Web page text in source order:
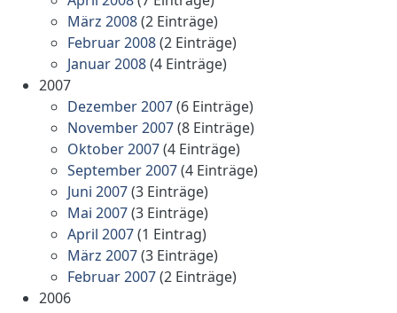
März 2008(2 Einträge)
Februar 2008(2 Einträge)
Januar 2008(4 Einträge)
2007
Dezember 2007(6 Einträge)
November 2007(8 Einträge)
Oktober 2007(4 Einträge)
September 2007(4 Einträge)
Juni 2007(3 Einträge)
Mai 2007(3 Einträge)
April 2007(1 Eintrag)
März 2007(3 Einträge)
Februar 2007(2 Einträge)
2006